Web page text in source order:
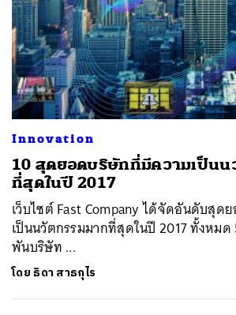
Innovation
10 สุดยอดบริษัทที่มีความเป็นน
ที่สุดในปี 2017
เว็บไซต์ Fast Company ได้จัดอันดับสุ
เป็นนวัตกรรมมากที่สุดในปี 2017 ทั้งหม
พันบริษัท ...
โดย ธิดา สาธกุไร